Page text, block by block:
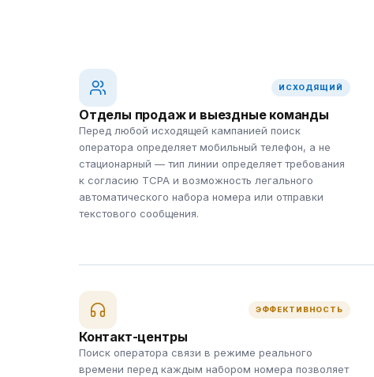
ИСХОДЯЩИЙ
Отделы продаж и выездные команды
Перед любой исходящей кампанией поиск
оператора определяет мобильный телефон, а не
стационарный — тип линии определяет требования
к согласию TCPA и возможность легального
автоматического набора номера или отправки
текстового сообщения.
ЭФФЕКТИВНОСТЬ
Контакт-центры
Поиск оператора связи в режиме реального
времени перед каждым набором номера позволяет